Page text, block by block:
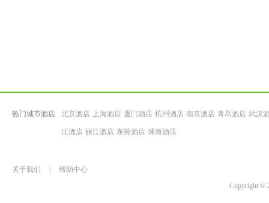
热门城市酒店 北京酒店 上海酒店 厦门酒店 杭州酒店 南京酒店 青岛酒店 武汉
江酒店 丽江酒店 东莞酒店 珠海酒店
关于我们
帮助中心
Copyright ©